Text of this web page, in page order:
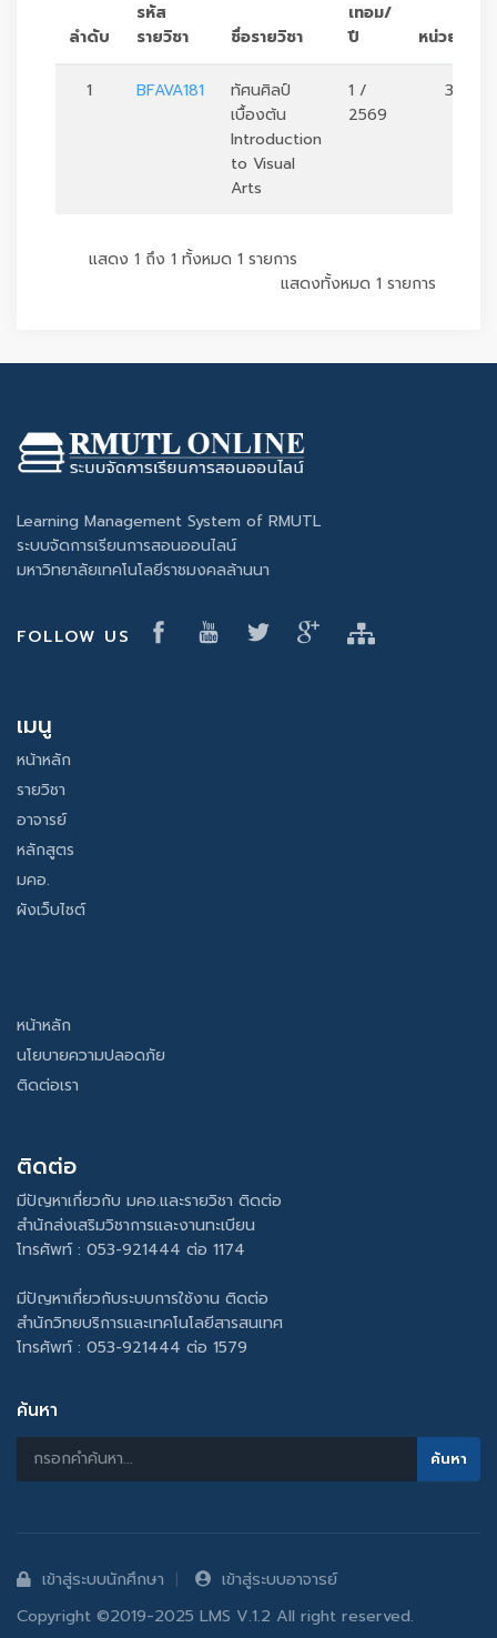
ลำดับ
รหัส
รายวิชา
ชื่อรายวิชา
เทอม/
ปี
หน่วยกิต
1 BFAVA181
ทัศนศิลป์
เบื้องต้น
Introduction
to Visual
Arts
1 /
2569
3
แสดง 1 ถึง 1 ทั้งหมด 1 รายการ
แสดงทั้งหมด 1 รายการ
Learning Management System of RMUTL
ระบบจัดการเรียนการสอนออนไลน์
มหาวิทยาลัยเทคโนโลยีราชมงคลล้านนา
FOLLOW US
เมนู
หน้าหลัก
รายวิชา
อาจารย์
หลักสูตร
มคอ.
ผังเว็บไซต์
หน้าหลัก
นโยบายความปลอดภัย
ติดต่อเรา
ติดต่อ
มีปัญหาเกี่ยวกับ มคอ.และรายวิชา ติดต่อ
สำนักส่งเสริมวิชาการและงานทะเบียน
โทรศัพท์ : 053-921444 ต่อ 1174
มีปัญหาเกี่ยวกับระบบการใช้งาน ติดต่อ
สำนักวิทยบริการและเทคโนโลยีสารสนเทศ
โทรศัพท์ : 053-921444 ต่อ 1579
ค้นหา
เข้าสู่ระบบนักศึกษา
เข้าสู่ระบบอาจารย์
Copyright ©2019-2025 LMS V.1.2 All right reserved.